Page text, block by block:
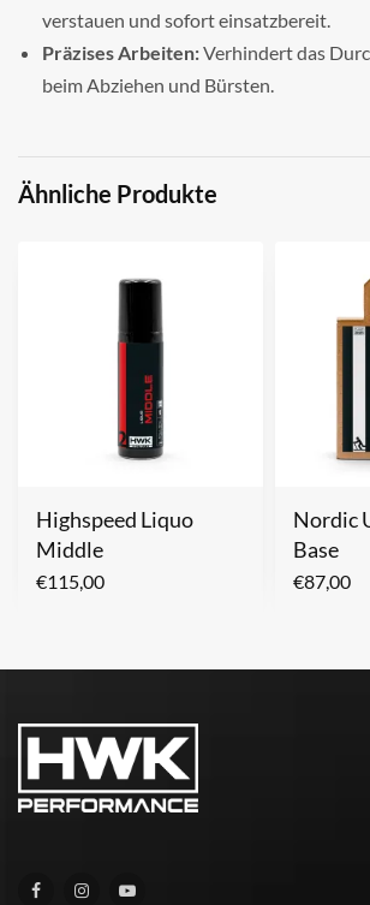
verstauen und sofort einsatzbereit.
Präzises Arbeiten:Verhindert das
beim Abziehen und Bürsten.
Ähnliche Produkte
Highspeed Liquo
Middle
€115,00
Nordic
Base
€87,00